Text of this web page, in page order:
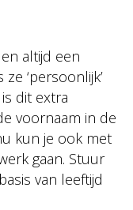
altijd een
‘persoonlijk’
dit extra
voornaam in de
kun je ook met
gaan. Stuur
van leeftijd